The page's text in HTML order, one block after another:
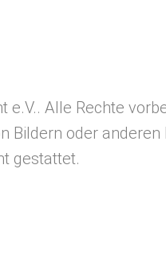
e.V.. Alle Rechte
Bildern oder
gestattet.